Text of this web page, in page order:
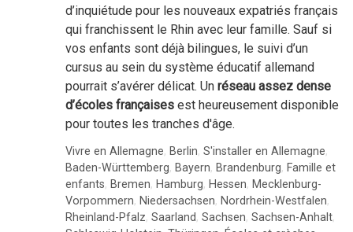
d’inquiétude pour les nouveaux expatriés français
qui franchissent le Rhin avec leur famille. Sauf si
vos enfants sont déjà bilingues, le suivi d’un
cursus au sein du système éducatif allemand
pourrait s’avérer délicat. Unréseau assez dense
d’écoles françaises est heureusement disponible
pour toutes les tranches d'âge.
Vivre en Allemagne, Berlin,S'installer en Allemagne,
Baden-Württemberg, Bayern, Brandenburg, Famille et
enfants, Bremen, Hamburg, Hessen, Mecklenburg-
Vorpommern, Niedersachsen, Nordrhein-Westfalen,
Rheinland-Pfalz,Saarland,Sachsen,Sachsen-Anhalt,